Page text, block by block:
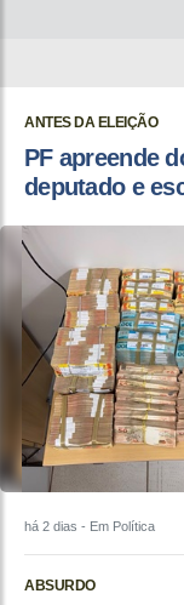
ANTES DA ELEIÇÃO
PF apreende
deputado e
há 2 dias - Em Política
ABSURDO